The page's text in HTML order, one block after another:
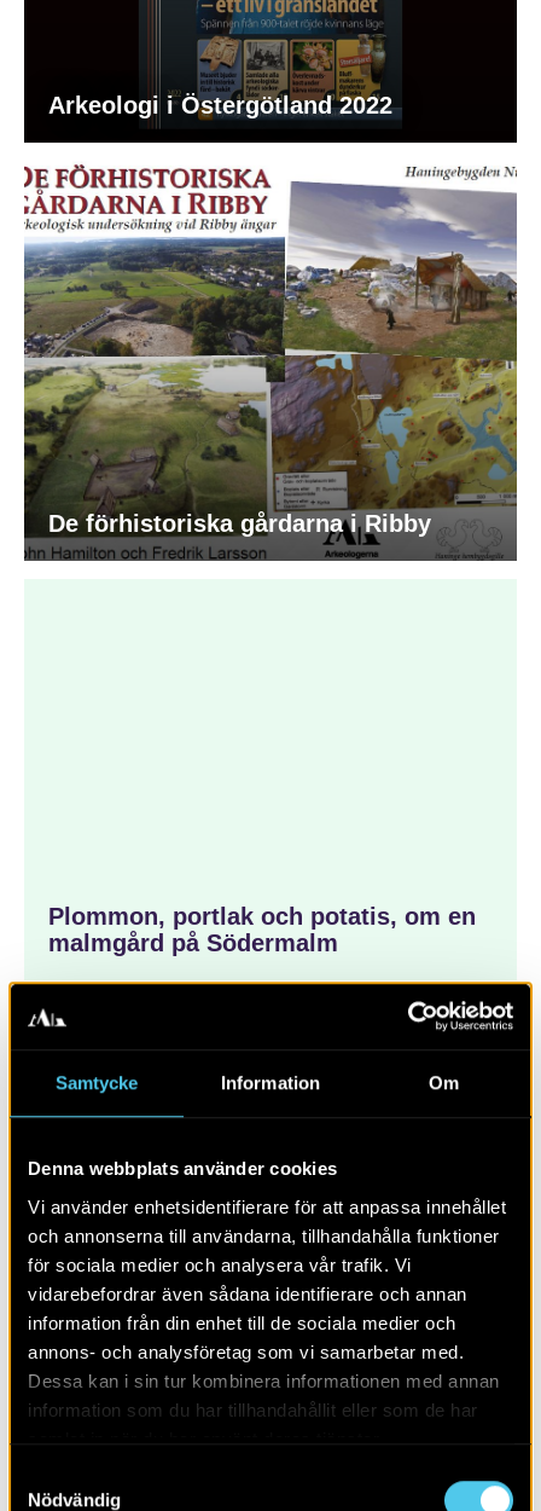
Samtycke Information Om
Denna webbplats använder cookies
Vi använder enhetsidentifierare för att anpassa innehållet
och annonserna till användarna, tillhandahålla funktioner
för sociala medier och analysera vår trafik. Vi
vidarebefordrar även sådana identifierare och annan
information från din enhet till de sociala medier och
annons- och analysföretag som vi samarbetar med.
Dessa kan i sin tur kombinera informationen med annan
information som du har tillhandahållit eller som de har
Nödvändig
Arkeologi i Östergötland 2022
De förhistoriska gårdarna i Ribby
Plommon, portlak och potatis, om en
malmgård på Södermalm
Flickan med guldberlocken